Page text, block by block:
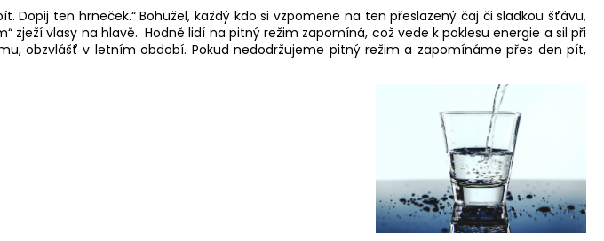
ten hrneček.“ Bohužel, každý kdo si vzpomene na ten přeslazený čaj či sladkou šťávu,
zježí vlasy na hlavě. Hodně lidí na pitný režim zapomíná, což vede k poklesu energie a sil při
obzvlášť v letním období. Pokud nedodržujeme pitný režim a zapomínáme přes den pít,